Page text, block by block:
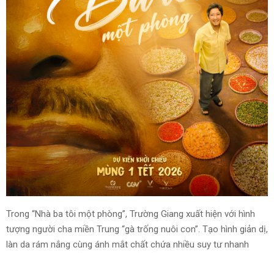
Trong “Nhà ba tôi một phòng”, Trường Giang xuất hiện với hình
tượng người cha miền Trung “gà trống nuôi con”. Tạo hình giản dị,
làn da rám nắng cùng ánh mắt chất chứa nhiều suy tư nhanh